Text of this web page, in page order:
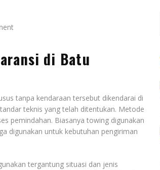
di Batu
tanpa kendaraan tersebut dikendarai di
teknis yang telah ditentukan. Metode
pemindahan. Biasanya towing digunakan
digunakan untuk kebutuhan pengiriman
tergantung situasi dan jenis